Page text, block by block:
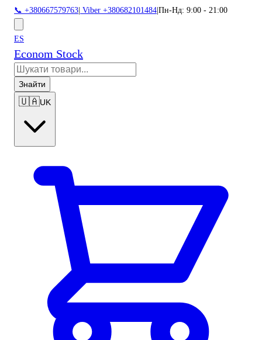
📞 +380667579763 Viber +380682101484 Пн-Нд: 9:00 - 21:00
ES
Econom Stock
Знайти
🇺🇦UK